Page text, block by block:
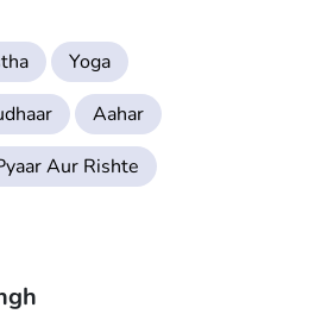
Yoga
Aahar
Aur Rishte